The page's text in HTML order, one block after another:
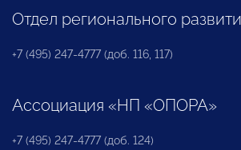
Отдел регионального
+7 (495) 247-4777 (доб. 116, 117)
Ассоциация «НП «ОПОРА»
+7 (495) 247-4777 (доб. 124)